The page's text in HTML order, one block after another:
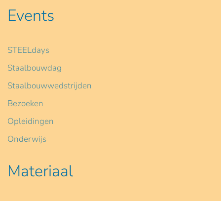
Events
STEELdays
Staalbouwdag
Staalbouwwedstrijden
Bezoeken
Opleidingen
Onderwijs
Materiaal